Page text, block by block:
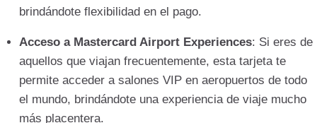
brindándote flexibilidad en el pago.
Acceso a Mastercard Airport Experiences: Si eres de
aquellos que viajan frecuentemente, esta tarjeta te
permite acceder a salones VIP en aeropuertos de todo
el mundo, brindándote una experiencia de viaje mucho
más placentera.